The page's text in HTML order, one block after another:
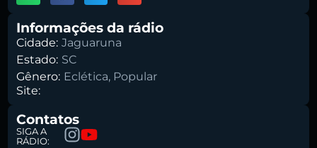
Buscar rádio
Informações da rádio
Cidade: Jaguaruna
Estado: SC
Gênero: Eclética, Popular
Site:
Contatos
SIGA A
RÁDIO: